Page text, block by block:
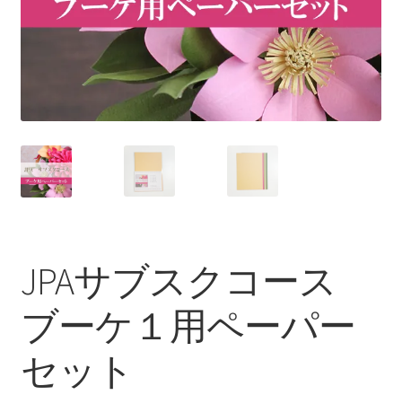
JPAサブスクコース
ブーケ１用ペーパー
セット